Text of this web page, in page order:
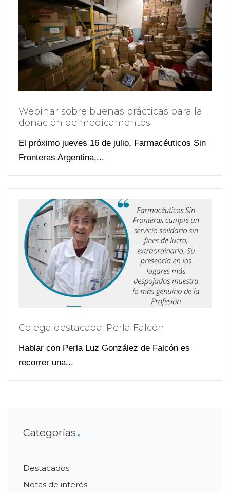
Webinar sobre buenas prácticas para la
donación de medicamentos
El próximo jueves 16 de julio, Farmacéuticos Sin
Fronteras Argentina,...
Colega destacada: Perla Falcón
Hablar con Perla Luz González de Falcón es
recorrer una...
Categorías
Destacados
Notas de interés